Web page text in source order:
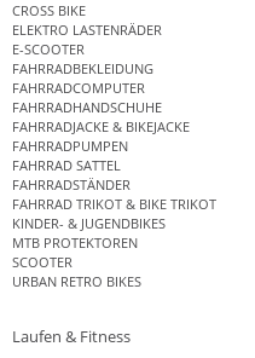
CROSS BIKE
ELEKTRO LASTENRÄDER
E-SCOOTER
FAHRRADBEKLEIDUNG
FAHRRADCOMPUTER
FAHRRADHANDSCHUHE
FAHRRADJACKE & BIKEJACKE
FAHRRADPUMPEN
FAHRRAD SATTEL
FAHRRADSTÄNDER
FAHRRAD TRIKOT & BIKE TRIKOT
KINDER- & JUGENDBIKES
MTB PROTEKTOREN
SCOOTER
URBAN RETRO BIKES
Laufen & Fitness